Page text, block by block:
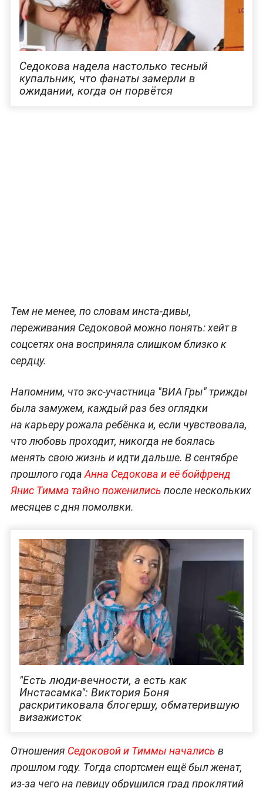
Седокова надела настолько тесный
купальник, что фанаты замерли в
ожидании, когда он порвётся
Тем не менее, по словам инста-дивы,
переживания Седоковой можно понять: хейт в
соцсетях она восприняла слишком близко к
сердцу.
Напомним, что экс-участница "ВИА Гры" трижды
была замужем, каждый раз без оглядки
на карьеру рожала ребёнка и, если чувствовала,
что любовь проходит, никогда не боялась
менять свою жизнь и идти дальше. В сентябре
прошлого года Анна Седокова и её бойфренд
Янис Тимма тайно поженились после нескольких
месяцев с дня помолвки.
"Есть люди-вечности, а есть как
Инстасамка": Виктория Боня
раскритиковала блогершу, обматерившую
визажисток
Отношения Седоковой и Тиммы начались в
прошлом году. Тогда спортсмен ещё был женат,
из-за чего на певицу обрушился град проклятий